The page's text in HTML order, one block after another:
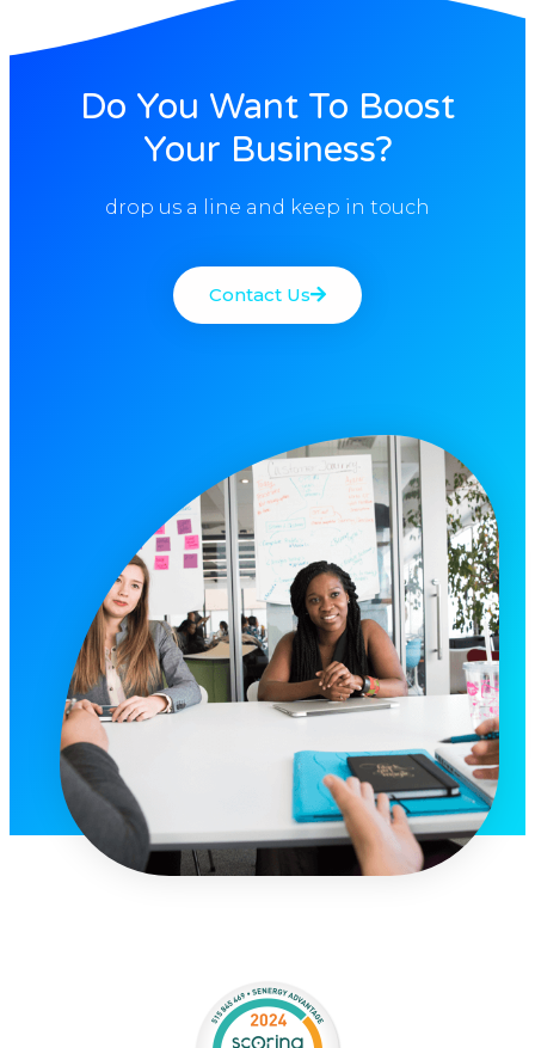
Do You Want To Boost
Your Business?
drop us a line and keep in touch
Contact Us